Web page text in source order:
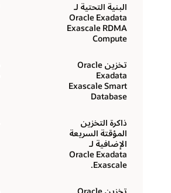
البنية التحتية لـ
Oracle Exadata
Exascale RDMA
Compute
تخزين Oracle
Exadata
Exascale Smart
Database
ذاكرة التخزين
المؤقتة السريعة
الإضافية لـ
Oracle Exadata
Exascale.
تخزين Oracle